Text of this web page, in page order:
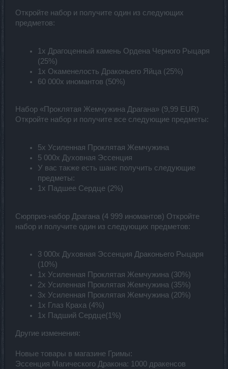
Откройте набор и получите один из следующих
предметов:
1x Драгоценный камень Ордена Черного Рыцаря
(25%)
1x Окаменелость Драконьего Яйца (25%)
60 000x иномантов (50%)
Набор «Проклятая Жемчужина Драгана» (9,99 EUR)
Откройте набор и получите все следующие предметы:
5x Усиленная Проклятая Жемчужина
5 000x Духовная Эссенция
У вас также есть шанс получить следующие
предметы:
1x Падшее Сердце (2%)
Сюрприз-набор Драгана (4 999 иномантов) Откройте
набор и получите один из следующих предметов:
3 000x Духовная Эссенция Драконьего Рыцаря
(10%)
1x Усиленная Проклятая Жемчужина (30%)
2x Усиленная Проклятая Жемчужина (35%)
3x Усиленная Проклятая Жемчужина (20%)
1x Глаз Краха (4%)
1x Падший Сердце(1%)
Другие изменения:
Новые товары в магазине Гримы:
Эссенция Магического Дракона: 1000 дракенсов